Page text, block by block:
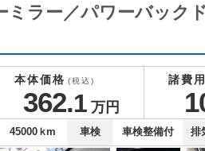
ラー／パワーバック
本体価格 (税込)
362.1 万円
諸費用
45000ｋm 車検 車検整備付 排